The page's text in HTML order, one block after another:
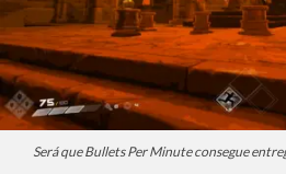
Será que Bullets Per Minute consegue